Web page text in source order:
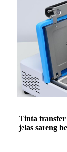
Tinta transfer
jelas sareng